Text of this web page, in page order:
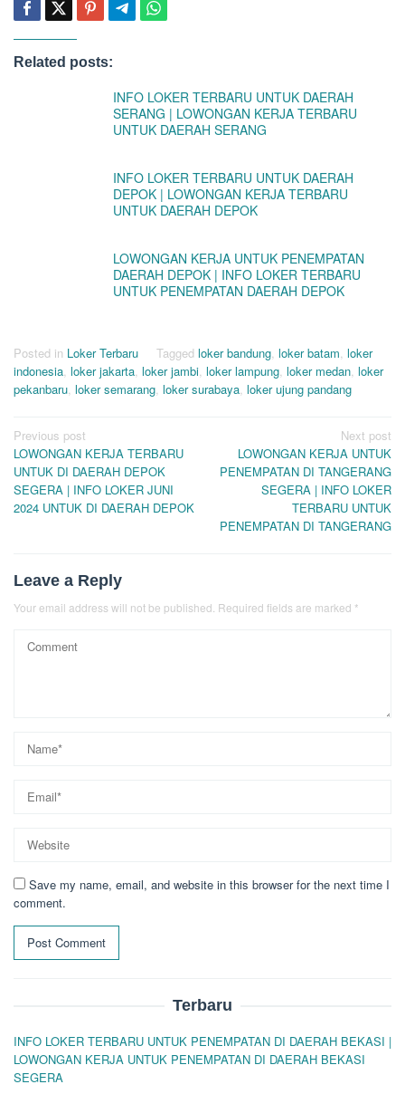
Related posts:
INFO LOKER TERBARU UNTUK DAERAH
SERANG | LOWONGAN KERJA TERBARU
UNTUK DAERAH SERANG
INFO LOKER TERBARU UNTUK DAERAH
DEPOK | LOWONGAN KERJA TERBARU
UNTUK DAERAH DEPOK
LOWONGAN KERJA UNTUK PENEMPATAN
DAERAH DEPOK | INFO LOKER TERBARU
UNTUK PENEMPATAN DAERAH DEPOK
Posted in Loker Terbaru Tagged loker bandung, loker batam, loker
indonesia, loker jakarta, loker jambi, loker lampung, loker medan, loker
pekanbaru, loker semarang, loker surabaya, loker ujung pandang
Post
navigation
Previous post
LOWONGAN KERJA TERBARU
UNTUK DI DAERAH DEPOK
SEGERA | INFO LOKER JUNI
2024 UNTUK DI DAERAH DEPOK
Next post
LOWONGAN KERJA UNTUK
PENEMPATAN DI TANGERANG
SEGERA | INFO LOKER
TERBARU UNTUK
PENEMPATAN DI TANGERANG
Leave a Reply
Your email address will not be published. Required fields are marked *
Save my name, email, and website in this browser for the next time I
comment.
Terbaru
INFO LOKER TERBARU UNTUK PENEMPATAN DI DAERAH BEKASI |
LOWONGAN KERJA UNTUK PENEMPATAN DI DAERAH BEKASI
SEGERA